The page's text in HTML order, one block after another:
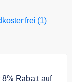
(1)
Rabatt auf